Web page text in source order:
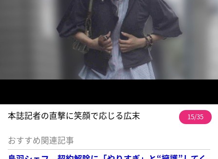
本誌記者の直撃に笑顔で応じる広末 15/35
おすすめ関連記事